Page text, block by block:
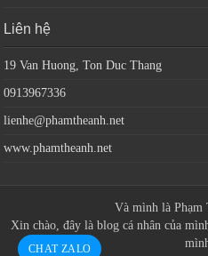
Liên hệ
19 Van Huong, Ton Duc Thang
0913967336
lienhe@phamtheanh.net
www.phamtheanh.net
Và mình là Phạm
Xin chào, đây là blog cá nhân của
CHAT ZALO